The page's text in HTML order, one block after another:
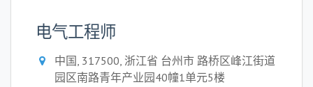
电气工程师
中国, 317500, 浙江省 台州市 路桥区峰江街道
园区南路青年产业园40幢1单元5楼